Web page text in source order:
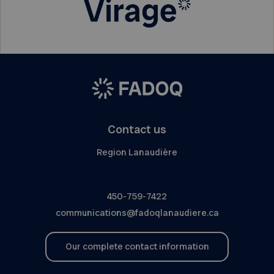
Contact us
Region Lanaudière
450-759-7422
communications@fadoqlanaudiere.ca
Our complete contact information